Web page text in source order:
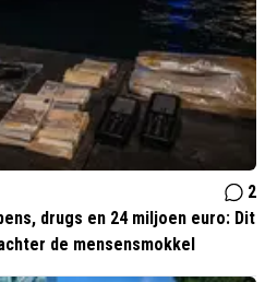
2
drugs en 24 miljoen euro: Dit
de mensensmokkel